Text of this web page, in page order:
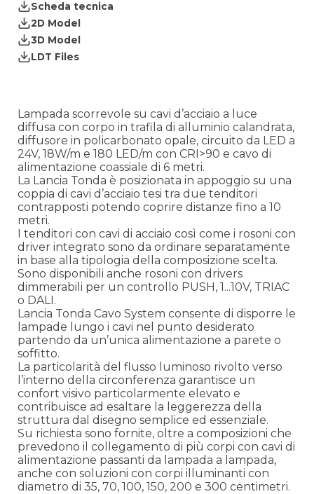
Scheda tecnica
2D Model
3D Model
LDT Files
Lampada scorrevole su cavi d’acciaio a luce
diffusa con corpo in trafila di alluminio calandrata,
diffusore in policarbonato opale, circuito da LED a
24V, 18W/m e 180 LED/m con CRI>90 e cavo di
alimentazione coassiale di 6 metri.
La Lancia Tonda è posizionata in appoggio su una
coppia di cavi d’acciaio tesi tra due tenditori
contrapposti potendo coprire distanze fino a 10
metri.
I tenditori con cavi di acciaio così come i rosoni con
driver integrato sono da ordinare separatamente
in base alla tipologia della composizione scelta.
Sono disponibili anche rosoni con drivers
dimmerabili per un controllo PUSH, 1...10V, TRIAC
o DALI.
Lancia Tonda Cavo System consente di disporre le
lampade lungo i cavi nel punto desiderato
partendo da un’unica alimentazione a parete o
soffitto.
La particolarità del flusso luminoso rivolto verso
l’interno della circonferenza garantisce un
confort visivo particolarmente elevato e
contribuisce ad esaltare la leggerezza della
struttura dal disegno semplice ed essenziale.
Su richiesta sono fornite, oltre a composizioni che
prevedono il collegamento di più corpi con cavi di
alimentazione passanti da lampada a lampada,
anche con soluzioni con corpi illuminanti con
diametro di 35, 70, 100, 150, 200 e 300 centimetri.